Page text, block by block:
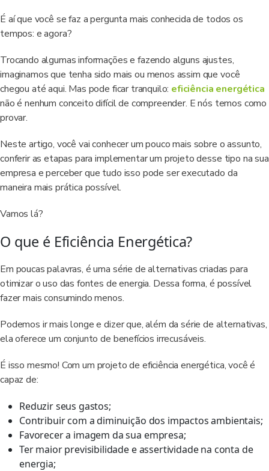
É aí que você se faz a pergunta mais conhecida de todos os
tempos: e agora?
Trocando algumas informações e fazendo alguns ajustes,
imaginamos que tenha sido mais ou menos assim que você
chegou até aqui. Mas pode ficar tranquilo: eficiência energética
não é nenhum conceito difícil de compreender. E nós temos como
provar.
Neste artigo, você vai conhecer um pouco mais sobre o assunto,
conferir as etapas para implementar um projeto desse tipo na sua
empresa e perceber que tudo isso pode ser executado da
maneira mais prática possível.
Vamos lá?
O que é Eficiência Energética?
Em poucas palavras, é uma série de alternativas criadas para
otimizar o uso das fontes de energia. Dessa forma, é possível
fazer mais consumindo menos.
Podemos ir mais longe e dizer que, além da série de alternativas,
ela oferece um conjunto de benefícios irrecusáveis.
É isso mesmo! Com um projeto de eficiência energética, você é
capaz de:
Reduzir seus gastos;
Contribuir com a diminuição dos impactos ambientais;
Favorecer a imagem da sua empresa;
Ter maior previsibilidade e assertividade na conta de
energia;